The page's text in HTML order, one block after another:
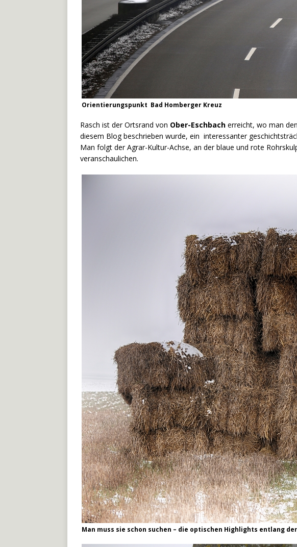
Orientierungspunkt Bad Homberger Kreuz
Rasch ist der Ortsrand von Ober-Eschbach erreicht, wo man
diesem Blog beschrieben wurde, ein interessanter
Man folgt der Agrar-Kultur-Achse, an der blaue und rote
veranschaulichen.
Man muss sie schon suchen – die optischen Highlights entlang